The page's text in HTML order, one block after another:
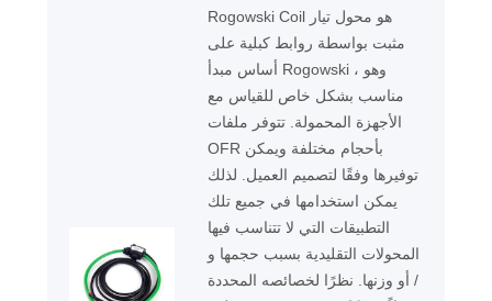
Rogowski Coil هو محول تيار
مثبت بواسطة روابط كبلية على
أساس مبدأ Rogowski ، وهو
مناسب بشكل خاص للقياس مع
الأجهزة المحمولة. تتوفر ملفات
OFR بأحجام مختلفة ويمكن
توفيرها وفقًا لتصميم العميل. لذلك
يمكن استخدامها في جميع تلك
التطبيقات التي لا تتناسب فيها
المحولات التقليدية بسبب حجمها و
/ أو وزنها. نظرًا لخصائصه المحددة